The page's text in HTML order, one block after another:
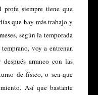
profe siempre tiene que
que hay más trabajo y
según la temporada
voy a entrenar,
arranco con las
de físico, o sea que
Así que bastante